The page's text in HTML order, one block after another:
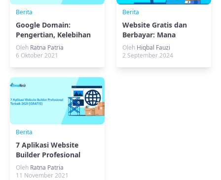
Berita
Google Domain:
Pengertian, Kelebihan
dan Kekurangan
Oleh Ratna Patria
6 Oktober 2021
Berita
Website Gratis dan
Berbayar: Mana
Pilihanmu?
Oleh Hiqbal Fauzi
2 September 2024
Berita
7 Aplikasi Website
Builder Profesional
Terbaik 2021 [GRATIS]
Oleh Ratna Patria
11 November 2021